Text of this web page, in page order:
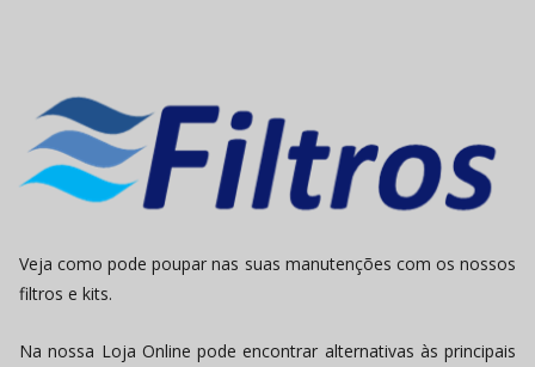
Veja como pode poupar nas suas manutenções com os nossos
filtros e kits.
Na nossa Loja Online pode encontrar alternativas às principais